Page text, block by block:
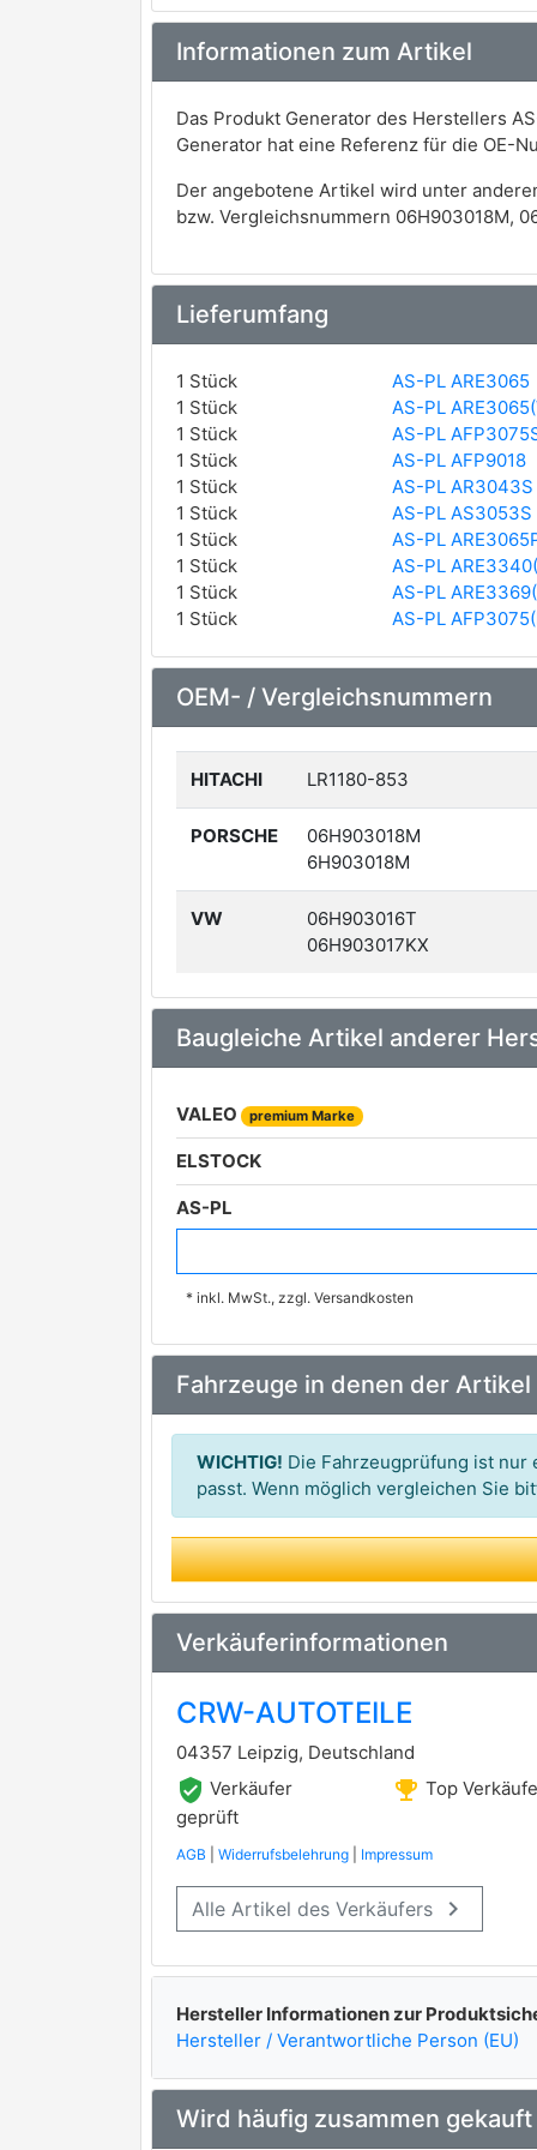
Informationen zum Artikel
Das Produkt Generator des Herstellers
Generator hat eine Referenz für die OE-
Der angebotene Artikel wird unter
bzw. Vergleichsnummern 06H903018M,
Lieferumfang
1 Stück AS-PL ARE3065
1 Stück
AS-PL
1 Stück
AS-PL
1 Stück
AS-PL AFP9018
1 Stück
AS-PL AR3043S
1 Stück
AS-PL AS3053S
1 Stück
AS-PL
1 Stück
AS-PL
1 Stück
AS-PL
1 Stück
AS-PL
OEM- / Vergleichsnummern
HITACHI LR1180-853
PORSCHE 06H903018M
6H903018M
VW 06H903016T
06H903017KX
Baugleiche Artikel anderer
VALEO premium Marke
ELSTOCK
AS-PL
CASCO
ERA
FRIESEN
LUCAS
WAI
* inkl. MwSt., zzgl. Versandkosten
Fahrzeuge in denen der
WICHTIG! Die Fahrzeugprüfung ist nur
passt. Wenn möglich vergleichen Sie
Verkäuferinformationen
CRW-AUTOTEILE
04357 Leipzig, Deutschland
verified_user Verkäufer
geprüft
emoji_events Top
AGB Widerrufsbelehrung Impressum
Alle Artikel des Verkäufers keyboard_arrow_right
Hersteller Informationen zur
Hersteller / Verantwortliche Person (EU)
Wird häufig zusammen gekauft